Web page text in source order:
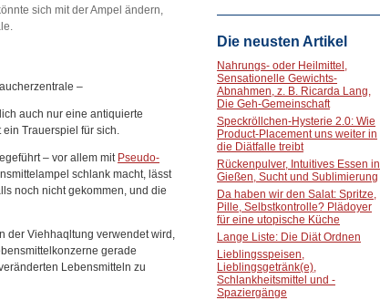
sich mit der Ampel ändern,
–
auch nur eine antiquierte
Trauerspiel für sich.
– vor allem mit Pseudo-
schlank macht, lässt
noch nicht gekommen, und die
der Viehhaqltung verwendet wird,
gerade
Lebensmitteln zu
Die neusten Artikel
Nahrungs- oder Heilmittel,
Sensationelle Gewichts-
Abnahmen, z. B. Ricarda Lang,
Die Geh-Gemeinschaft
Speckröllchen-Hysterie 2.0: Wie
Product-Placement uns weiter in
die Diätfalle treibt
Rückenpulver, Intuitives Essen in
Gießen, Sucht und Sublimierung
Da haben wir den Salat: Spritze,
Pille, Selbstkontrolle? Plädoyer
für eine utopische Küche
Lange Liste: Die Diät Ordnen
Lieblingsspeisen,
Lieblingsgetränk(e),
Schlankheitsmittel und -
Spaziergänge